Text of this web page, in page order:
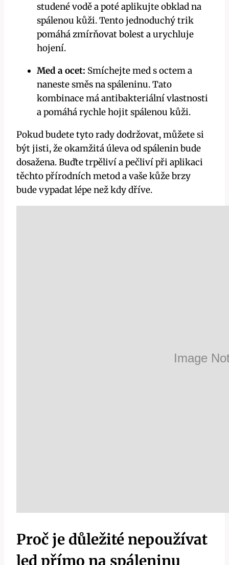
studené vodě a poté aplikujte obklad na
spálenou kůži. Tento jednoduchý trik
pomáhá zmírňovat bolest a urychluje
hojení.
Med a ocet: Smíchejte med s octem a
naneste směs na spáleninu. Tato
kombinace má antibakteriální vlastnosti
a pomáhá rychle hojit spálenou kůži.
Pokud budete tyto rady dodržovat, můžete si
být jisti, že okamžitá úleva od spálenin bude
dosažena. Buďte trpěliví a pečliví při aplikaci
těchto přírodních metod a vaše kůže brzy
bude vypadat lépe než kdy dříve.
Proč je důležité nepoužívat
led přímo na spáleninu